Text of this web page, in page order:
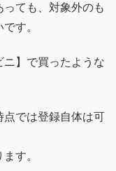
ても、対象外のも
す。
ニ】で買ったような
点では登録自体は可
す。